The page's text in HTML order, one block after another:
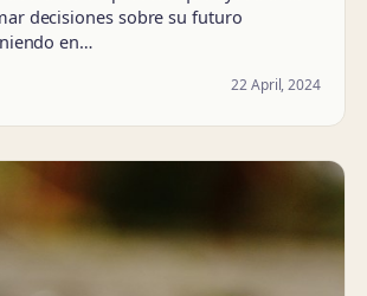
decisiones sobre su futuro
en…
22 April, 2024